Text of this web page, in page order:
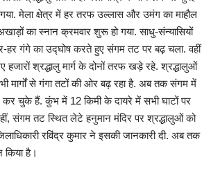
मेला क्षेत्र में हर तरफ उल्लास और उमंग का माहौल
का स्नान क्रमवार शुरू हो गया. साधु-संन्यासियों
हर गंगे का उद्घोष करते हुए संगम तट पर बढ़ चला. वहीं
श्रद्धालु मार्ग के दोनों तरफ खड़े रहे. श्रद्धालुओं
मार्गों से गंगा तटों की ओर बढ़ रहा है. अब तक संगम में
कर चुके हैं. कुंभ में 12 किमी के दायरे में सभी घाटों पर
संगम तट स्थित लेटे हनुमान मंदिर पर श्रद्धालुओं को
रविंद्र कुमार ने इसकी जानकारी दी. अब तक
किया है।